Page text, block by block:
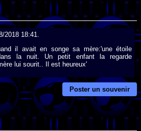
2018 18:41.
il avait en songe sa mère:'une étoile
la nuit. Un petit enfant la regarde
lui sourit.. Il est heureux'
Poster un souvenir